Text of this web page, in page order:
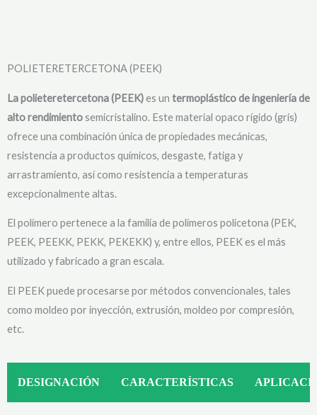
POLIETERETERCETONA (PEEK)
La polieteretercetona (PEEK)es un termoplástico de ingeniería de
alto rendimientosemicristalino. Este material opaco rígido (gris)
ofrece una combinación única de propiedades mecánicas,
resistencia a productos químicos, desgaste, fatiga y
arrastramiento, así como resistencia a temperaturas
excepcionalmente altas.
El polímero pertenece a la familia de polímeros policetona (PEK,
PEEK, PEEKK, PEKK, PEKEKK) y, entre ellos, PEEK es el más
utilizado y fabricado a gran escala.
El PEEK puede procesarse por métodos convencionales, tales
como moldeo por inyección, extrusión, moldeo por compresión,
etc.
DESIGNACIÓN CARACTERÍSTICAS